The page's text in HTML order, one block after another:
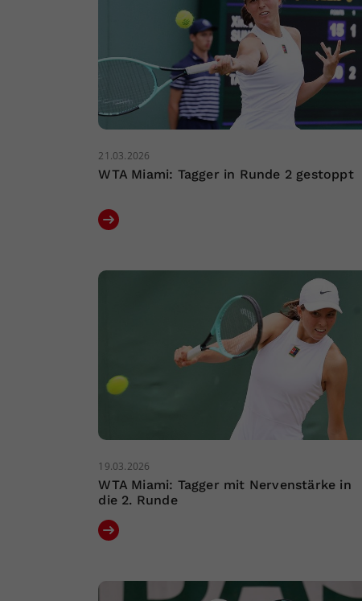
21.03.2026
WTA Miami: Tagger in Runde 2 gestoppt
19.03.2026
WTA Miami: Tagger mit Nervenstärke in
die 2. Runde